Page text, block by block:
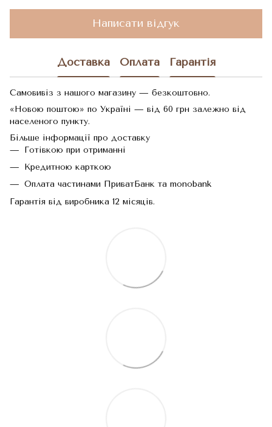
Написати відгук
Доставка Оплата Гарантія
Самовивіз з нашого магазину — безкоштовно.
«Новою поштою» по Україні — від 60 грн залежно від
населеного пункту.
Більше інформації про доставку
Готівкою при отриманні
Кредитною карткою
Оплата частинами ПриватБанк та monobank
Гарантія від виробника 12 місяців.